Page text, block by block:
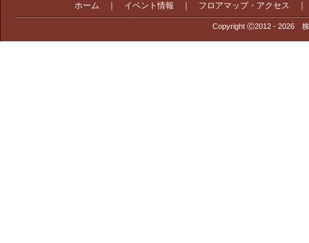
ホーム イベント情報 フロアマップ・アクセス
Copyright Ⓒ2012 - 2026 株